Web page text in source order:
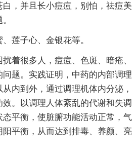
，并且长小痘痘，别怕，祛痘美
子心、金银花等。
很多人，痘痘、色斑、暗疮、
问题。实践证明，中药的内部调理
内到外，通过调理机体内分泌，
。以调理人体紊乱的代谢和失调
平衡，使脏腑功能活动正常，气
平衡，从而达到排毒、养颜、亮